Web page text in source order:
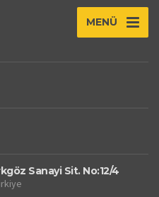
MENÜ
Sanayi Sit. No:12/4